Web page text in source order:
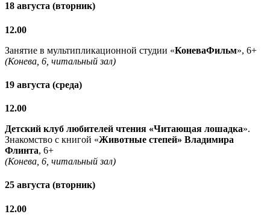
18 августа (вторник)
12.00
Занятие в мультипликационной студии «КоневаФильм», 6+
(Конева, 6, читальный зал)
19 августа (среда)
12.00
Детский клуб любителей чтения «Читающая лошадка».
Знакомство с книгой «Животные степей» Владимира
Флинта, 6+
(Конева, 6, читальный зал)
25 августа (вторник)
12.00